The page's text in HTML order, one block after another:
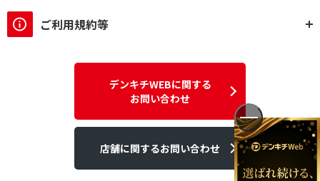
ご利用規約等
デンキチWEBに関する
お問い合わせ
店舗に関するお問い合わせ